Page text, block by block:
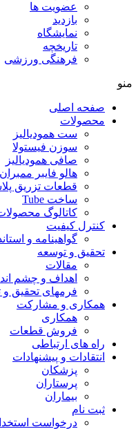
عضویت ها
بازدید
نمایشگاه
تاريخچه
فرهنگی ورزشی
منو
صفحه اصلی
محصولات
ست همودیالیز
سوزن فیستولا
صافی همودیالیز
هالو فایبر ممبران
قطعات تزريق
ساخت Tube
کاتالوگ
کنترل کیفیت
گواهينامه و
تحقيق و توسعه
مقالات
اهداف و چشم
فرمهای تحقیق و
همکاری و مشارکت
همکاری
فروش قطعات
راه های ارتباطی
انتقادات و پيشنهادات
پزشكان
پرستاران
بيماران
ثبت نام
درخواست